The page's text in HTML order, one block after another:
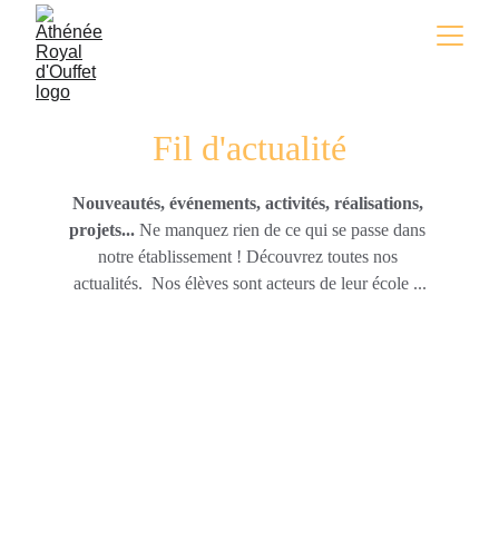
Fil d'actualité
Nouveautés, événements, activités, réalisations,
projets... Ne manquez rien de ce qui se passe dans
notre établissement ! Découvrez toutes nos
actualités.  Nos élèves sont acteurs de leur école ...